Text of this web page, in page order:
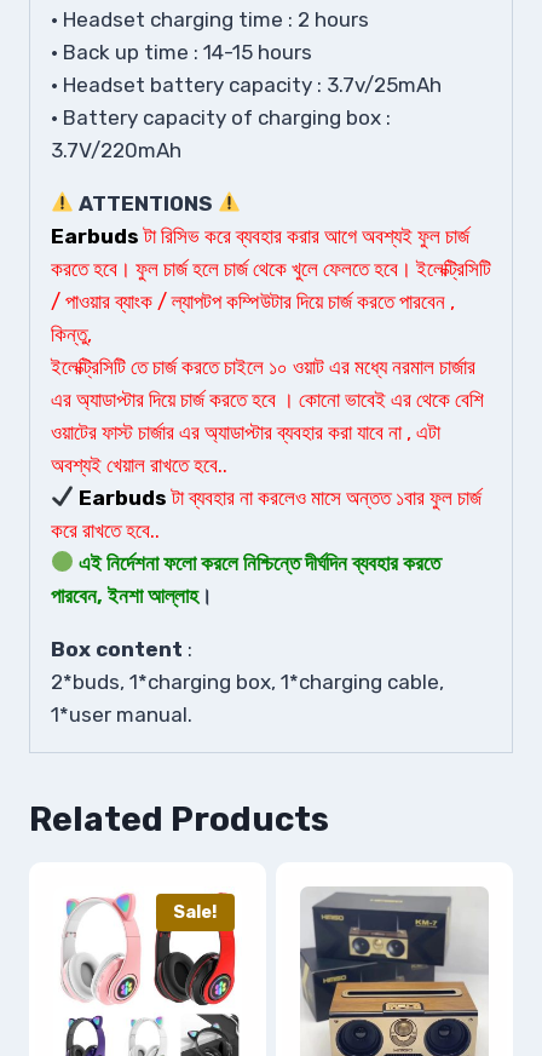
• Headset charging time : 2 hours
• Back up time : 14-15 hours
• Headset battery capacity : 3.7v/25mAh
• Battery capacity of charging box :
3.7V/220mAh
ATTENTIONS
Earbuds টা রিসিভ করে ব্যবহার করার আগে অবশ্যই ফুল চার্জ
করতে হবে। ফুল চার্জ হলে চার্জ থেকে খুলে ফেলতে হবে। ইলেক্ট্রিসিটি
/ পাওয়ার ব্যাংক / ল্যাপটপ কম্পিউটার দিয়ে চার্জ করতে পারবেন ,
কিন্তু,
ইলেক্ট্রিসিটি তে চার্জ করতে চাইলে ১০ ওয়াট এর মধ্যে নরমাল চার্জার
এর অ্যাডাপ্টার দিয়ে চার্জ করতে হবে । কোনো ভাবেই এর থেকে বেশি
ওয়াটের ফাস্ট চার্জার এর অ্যাডাপ্টার ব্যবহার করা যাবে না , এটা
অবশ্যই খেয়াল রাখতে হবে..
Earbuds টা ব্যবহার না করলেও মাসে অন্তত ১বার ফুল চার্জ
করে রাখতে হবে..
এই নির্দেশনা ফলো করলে নিশ্চিন্তে দীর্ঘদিন ব্যবহার করতে
পারবেন, ইনশা আল্লাহ।
Box content :
2*buds, 1*charging box, 1*charging cable,
1*user manual.
Related Products
Sale!